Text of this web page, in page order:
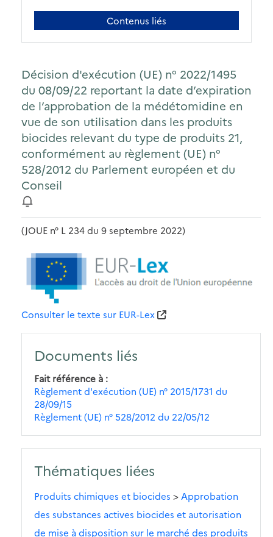
Contenus liés
Décision d'exécution (UE) n° 2022/1495
du 08/09/22 reportant la date d’expiration
de l’approbation de la médétomidine en
vue de son utilisation dans les produits
biocides relevant du type de produits 21,
conformément au règlement (UE) n°
528/2012 du Parlement européen et du
Conseil
(JOUE n° L 234 du 9 septembre 2022)
Consulter le texte sur EUR-Lex
Documents liés
Fait référence à
Règlement d'exécution (UE) n° 2015/1731 du
28/09/15
Règlement (UE) n° 528/2012 du 22/05/12
Thématiques liées
Produits chimiques et biocides > Approbation
des substances actives biocides et autorisation
de mise à disposition sur le marché des produits